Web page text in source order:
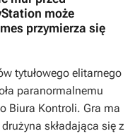
może
przymierza się
tytułowego elitarnego
paranormalnemu
Biura Kontroli. Gra ma
składająca się z